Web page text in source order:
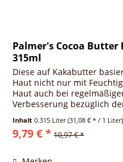
Palmer's Cocoa
315ml
Diese auf Kakabutter
Haut nicht nur mit
Haut auch bei
Verbesserung bezüglich
Inhalt0.315 Liter(31,08 € * / 1 Liter)
9,79 € * 10,97 € *